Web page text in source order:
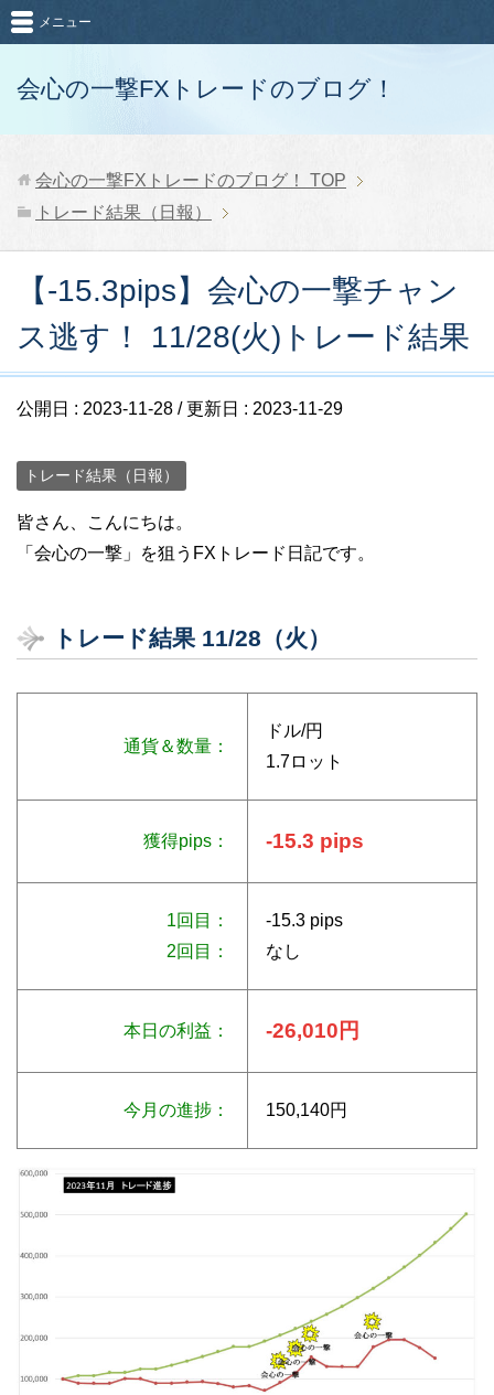
会心の一撃FXトレードのブログ！
メニュー
会心の一撃FXトレードのブログ！
TOP
トレード結果（日報）
【-15.3pips】会心の一撃チャン
ス逃す！ 11/28(火)トレード結果
公開日 : 2023-11-28 / 更新日 : 2023-11-29
トレード結果（日報）
皆さん、こんにちは。
「会心の一撃」を狙うFXトレード日記です。
トレード結果 11/28（火）
通貨＆数量：
ドル/円
1.7ロット
獲得pips： -15.3 pips
1回目：
2回目：
-15.3 pips
なし
本日の利益： -26,010円
今月の進捗： 150,140円